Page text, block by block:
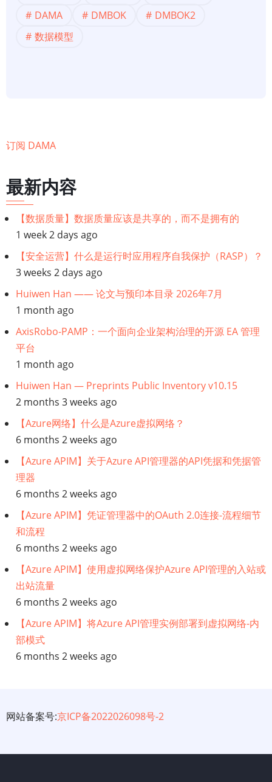
构】
什
管
数
据
的
框
DAMA
DMBOK
DMBOK2
数据模型
订阅 DAMA
最新内容
【数据质量】数据质量应该是共享的，而不是拥有的
1 week 2 days ago
【安全运营】什么是运行时应用程序自我保护（RASP）？
3 weeks 2 days ago
Huiwen Han —— 论文与预印本目录 2026年7月
1 month ago
AxisRobo-PAMP：一个面向企业架构治理的开源 EA 管理
平台
1 month ago
Huiwen Han — Preprints Public Inventory v10.15
2 months 3 weeks ago
【Azure网络】什么是Azure虚拟网络？
6 months 2 weeks ago
【Azure APIM】关于Azure API管理器的API凭据和凭据管
理器
6 months 2 weeks ago
【Azure APIM】凭证管理器中的OAuth 2.0连接-流程细节
和流程
6 months 2 weeks ago
【Azure APIM】使用虚拟网络保护Azure API管理的入站或
出站流量
6 months 2 weeks ago
【Azure APIM】将Azure API管理实例部署到虚拟网络-内
部模式
6 months 2 weeks ago
网站备案号:京ICP备2022026098号-2